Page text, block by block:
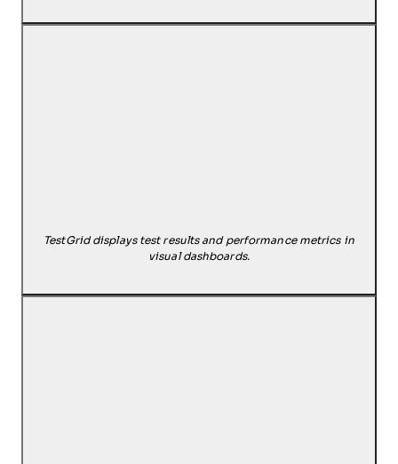
TestGrid displays test results and performance metrics in
visual dashboards.